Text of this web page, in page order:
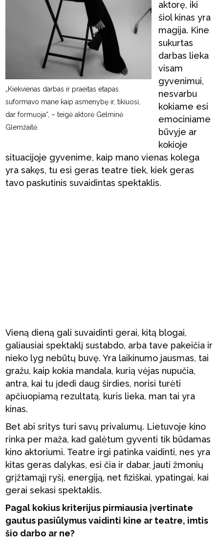
„Kiekvienas darbas ir praeitas etapas
suformavo mane kaip asmenybę ir, tikiuosi,
dar formuoja“, – teigė aktorė Gelminė
Glemžaitė.
aktorę, iki
šiol kinas yra
magija. Kine
sukurtas
darbas lieka
visam
gyvenimui,
nesvarbu
kokiame esi
emociniame
būvyje ar
kokioje
situacijoje gyvenime, kaip mano vienas kolega
yra sakęs, tu esi geras teatre tiek, kiek geras
tavo paskutinis suvaidintas spektaklis.
Vieną dieną gali suvaidinti gerai, kitą blogai,
galiausiai spektaklį sustabdo, arba tave pakeičia ir
nieko lyg nebūtų buvę. Yra laikinumo jausmas, tai
gražu, kaip kokia mandala, kurią vėjas nupučia,
antra, kai tu įdedi daug širdies, norisi turėti
apčiuopiamą rezultatą, kuris lieka, man tai yra
kinas.
Bet abi sritys turi savų privalumų. Lietuvoje kino
rinka per maža, kad galėtum gyventi tik būdamas
kino aktoriumi. Teatre irgi patinka vaidinti, nes yra
kitas geras dalykas, esi čia ir dabar, jauti žmonių
grįžtamąjį ryšį, energiją, net fiziškai, ypatingai, kai
gerai sekasi spektaklis.
Pagal kokius kriterijus pirmiausia įvertinate
gautus pasiūlymus vaidinti kine ar teatre, imtis
šio darbo ar ne?